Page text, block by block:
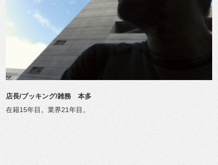
店長/ブッキング/雑務 本多
在籍15年目。業界21年目。